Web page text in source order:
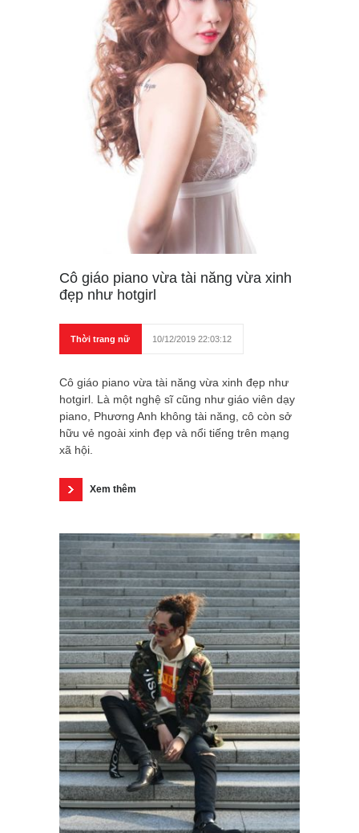
Cô giáo piano vừa tài năng vừa xinh
đẹp như hotgirl
Thời trang nữ 10/12/2019 22:03:12
Cô giáo piano vừa tài năng vừa xinh đẹp như
hotgirl. Là một nghệ sĩ cũng như giáo viên dạy
piano, Phương Anh không tài năng, cô còn sở
hữu vẻ ngoài xinh đẹp và nổi tiếng trên mạng
xã hội.
Xem thêm